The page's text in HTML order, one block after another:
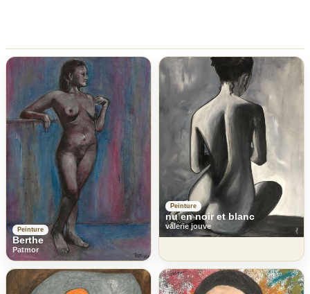
Peinture
Berthe
Patmor
Peinture
nu en noir et blanc
valerie jouve